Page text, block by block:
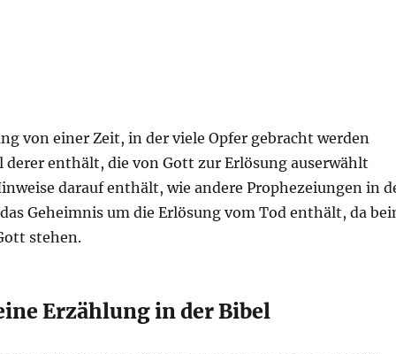
von einer Zeit, in der viele Opfer gebracht werden
derer enthält, die von Gott zur Erlösung auserwählt
darauf enthält, wie andere Prophezeiungen in
Geheimnis um die Erlösung vom Tod enthält, da
stehen.
Erzählung in der Bibel